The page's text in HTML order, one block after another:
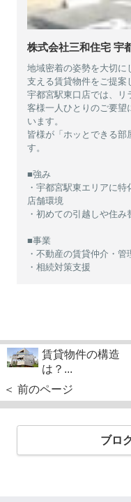
株式会社三和住宅 宇
地域密着の姿勢を大切に
支える賃貸物件をご提案
宇都宮駅東口店では、リ
客様一人ひとりのご要望
います。
皆様が「ホッとできる部
す。
■強み
・宇都宮駅東エリアに
店舗環境
・初めての引越しや住
■事業
・不動産の賃貸仲介・管
・相続対策支援
賃貸物件の構造
は？...
＜ 前のページ
ブロ